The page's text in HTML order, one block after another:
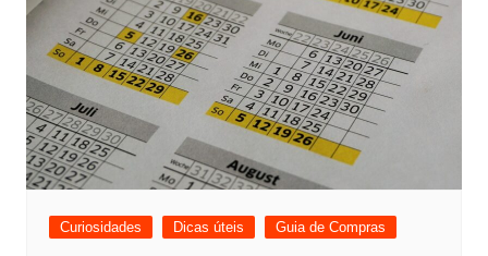
Curiosidades Dicas úteis Guia de Compras